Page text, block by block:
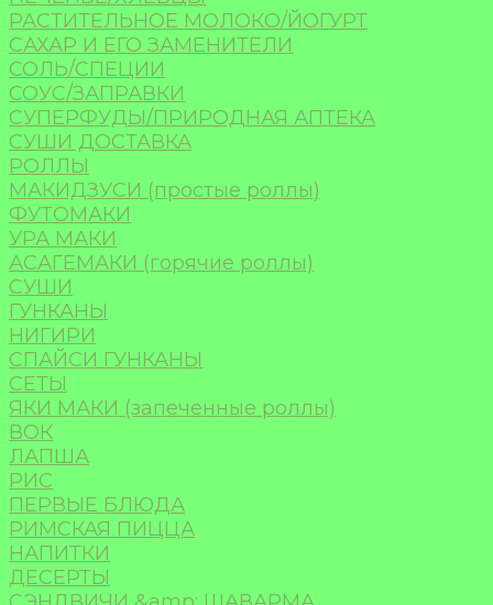
РАСТИТЕЛЬНОЕ МОЛОКО/ЙОГУРТ
САХАР И ЕГО ЗАМЕНИТЕЛИ
СОЛЬ/СПЕЦИИ
СОУС/ЗАПРАВКИ
СУПЕРФУДЫ/ПРИРОДНАЯ АПТЕКА
СУШИ ДОСТАВКА
РОЛЛЫ
МАКИДЗУСИ (простые роллы)
ФУТОМАКИ
УРА МАКИ
АСАГЕМАКИ (горячие роллы)
СУШИ
ГУНКАНЫ
НИГИРИ
СПАЙСИ ГУНКАНЫ
СЕТЫ
ЯКИ МАКИ (запеченные роллы)
ВОК
ЛАПША
РИС
ПЕРВЫЕ БЛЮДА
РИМСКАЯ ПИЦЦА
НАПИТКИ
ДЕСЕРТЫ